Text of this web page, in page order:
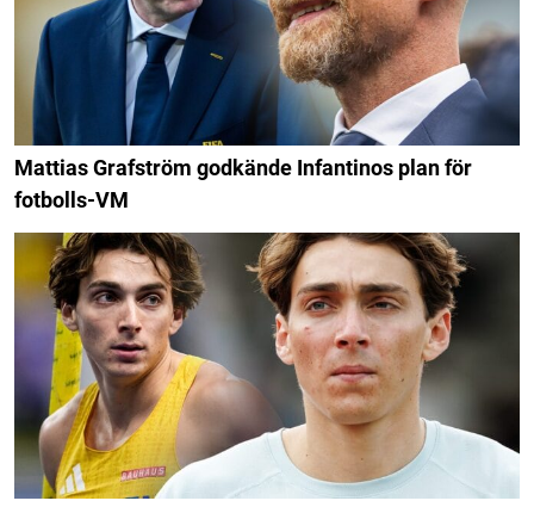
Mattias Grafström godkände Infantinos plan för
fotbolls-VM